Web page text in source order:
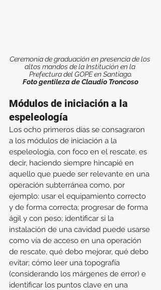
Ceremonia de graduación en presencia de los
altos mandos de la Institución en la
Prefectura del GOPE en Santiago.
Foto gentileza de Claudio Troncoso
Módulos de iniciación a la
espeleología
Los ocho primeros días se consagraron
a los módulos de iniciación a la
espeleología, con foco en el rescate, es
decir, haciendo siempre hincapié en
aquello que puede ser relevante en una
operación subterránea como, por
ejemplo: usar el equipamiento correcto
y de forma correcta; progresar de forma
ágil y con peso; identificar si la
instalación de una cavidad puede usarse
como vía de acceso en una operación
de rescate, qué debo mejorar, qué debo
evitar; cómo leer una topografía
(considerando los márgenes de error) e
identificar los puntos clave en una